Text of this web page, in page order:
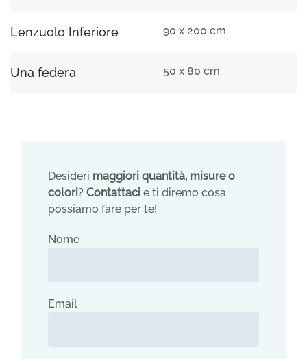
Lenzuolo Inferiore 90 x 200 cm
Una federa 50 x 80 cm
Desideri maggiori quantità, misure o
colori? Contattaci e ti diremo cosa
possiamo fare per te!
Nome
Email